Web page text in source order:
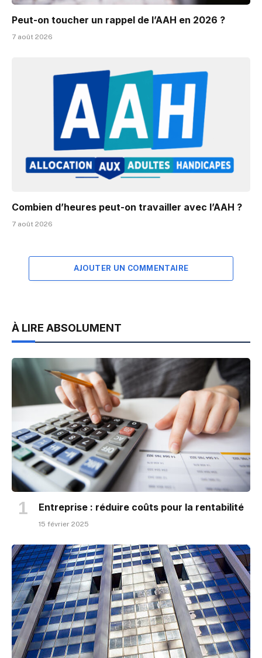
Peut-on toucher un rappel de l’AAH en 2026 ?
7 août 2026
Combien d’heures peut-on travailler avec l’AAH ?
7 août 2026
AJOUTER UN COMMENTAIRE
À LIRE ABSOLUMENT
Entreprise : réduire coûts pour la rentabilité
15 février 2025